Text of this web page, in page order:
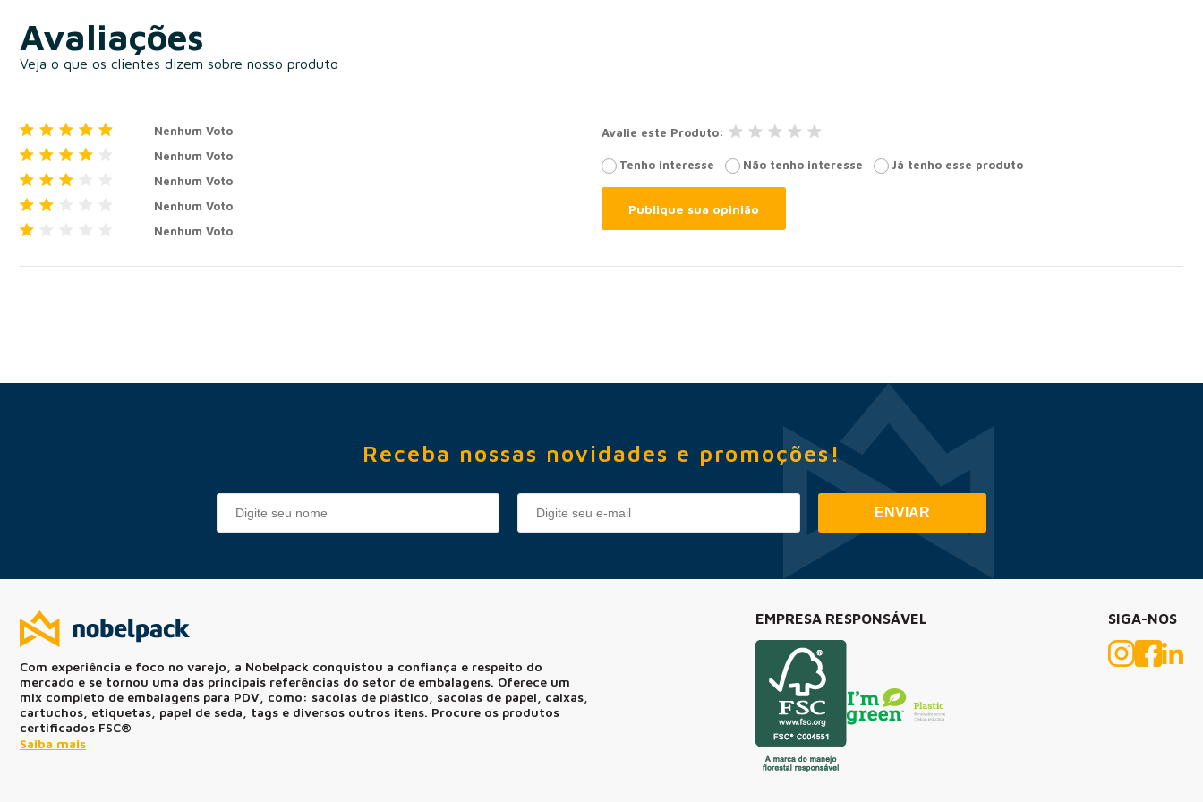
Avaliações
Veja o que os clientes dizem sobre nosso produto
Nenhum Voto
Nenhum Voto
Nenhum Voto
Nenhum Voto
Nenhum Voto
Avalie este Produto
Tenho interesse Não tenho interesse Já tenho esse produto
Publique sua opinião
Receba nossas novidades e promoções!
ENVIAR
Com experiência e foco no varejo, a Nobelpack conquistou a confiança e respeito do
mercado e se tornou uma das principais referências do setor de embalagens. Oferece um
mix completo de embalagens para PDV, como: sacolas de plástico, sacolas de papel, caixas,
cartuchos, etiquetas, papel de seda, tags e diversos outros itens. Procure os produtos
certificados FSC®
Saiba mais
EMPRESA RESPONSÁVEL SIGA-NOS